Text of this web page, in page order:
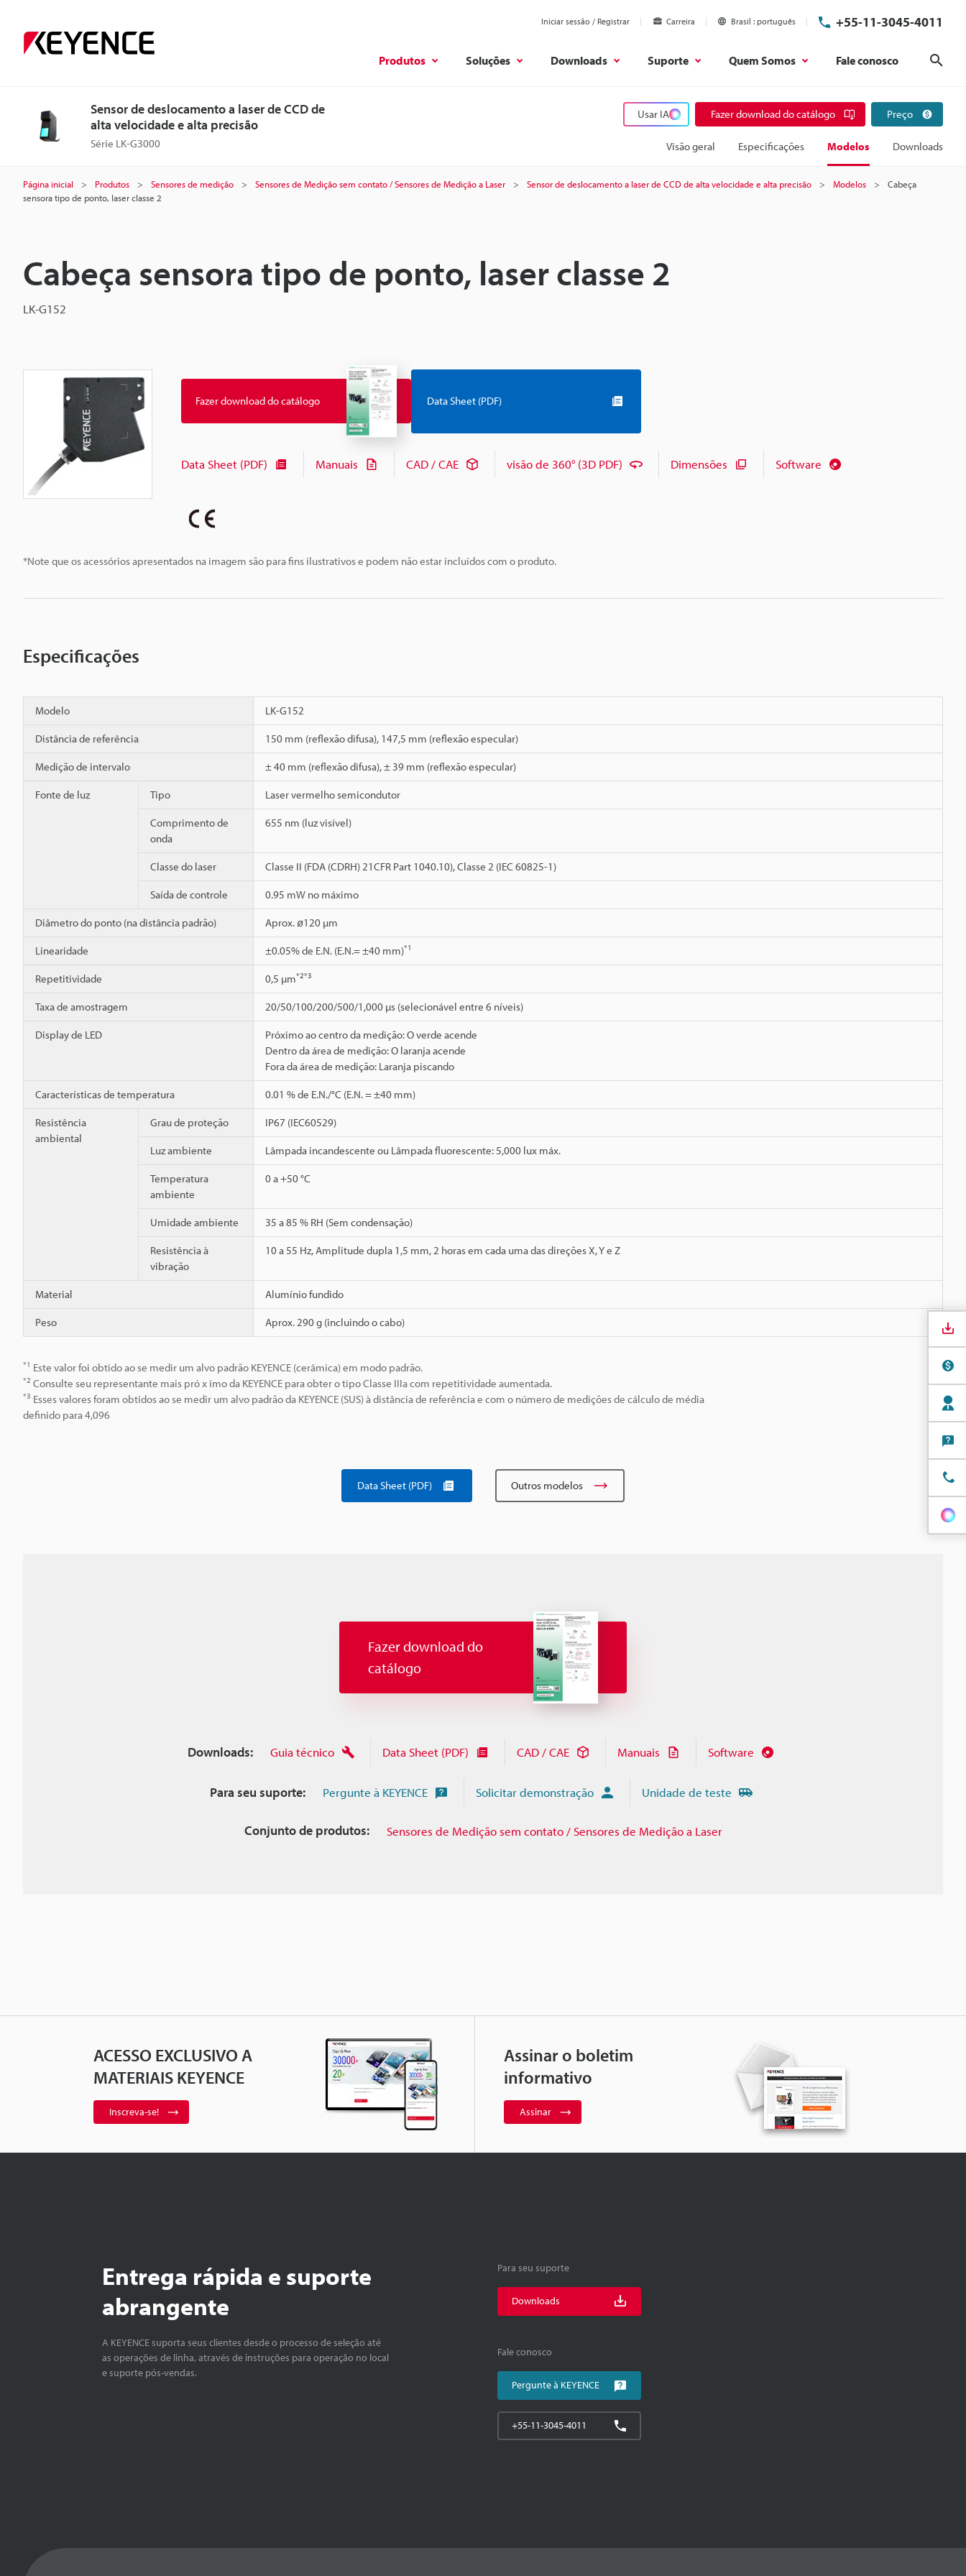
Iniciar sessão / Registrar Carreira Brasil português +55-11-3045-4011
Produtos Soluções Downloads Suporte Quem Somos Fale conosco
Sensor de deslocamento a laser de CCD de
alta velocidade e alta precisão
Série LK-G3000
Usar IA Fazer download do catálogo Preço
Visão geral Especificações Modelos Downloads
Página inicial Produtos Sensores de medição Sensores de Medição sem contato / Sensores de Medição a Laser Sensor de deslocamento a laser de CCD de alta velocidade e alta precisão Modelos
Cabeça
sensora tipo de ponto, laser classe 2
Cabeça sensora tipo de ponto, laser classe 2
LK-G152
*Note que os acessórios apresentados na imagem são para fins ilustrativos e podem não estar incluídos com o produto.
Fazer download do catálogo Data Sheet (PDF)
Data Sheet (PDF) Manuais CAD / CAE visão de 360° (3D PDF) Dimensões Software
Especificações
Modelo LK-G152
Distância de referência 150 mm (reflexão difusa), 147,5 mm (reflexão especular)
Medição de intervalo ± 40 mm (reflexão difusa), ± 39 mm (reflexão especular)
Fonte de luz Tipo Laser vermelho semicondutor
Comprimento de
onda
655 nm (luz visível)
Classe do laser Classe II (FDA (CDRH) 21CFR Part 1040.10), Classe 2 (IEC 60825-1)
Saída de controle 0.95 mW no máximo
Diâmetro do ponto (na distância padrão) Aprox. ø120 µm
Linearidade ±0.05% de E.N. (E.N.= ±40 mm)*1
Repetitividade 0,5 µm*2*3
Taxa de amostragem 20/50/100/200/500/1,000 µs (selecionável entre 6 níveis)
Display de LED
Próximo ao centro da medição: O verde acende
Dentro da área de medição: O laranja acende
Fora da área de medição: Laranja piscando
Características de temperatura 0.01 % de E.N./°C (E.N. = ±40 mm)
Resistência
ambiental
Grau de proteção IP67 (IEC60529)
Luz ambiente Lâmpada incandescente ou Lâmpada fluorescente: 5,000 lux máx.
Temperatura
ambiente
0 a +50 °C
Umidade ambiente 35 a 85 % RH (Sem condensação)
Resistência à
vibração
10 a 55 Hz, Amplitude dupla 1,5 mm, 2 horas em cada uma das direções X, Y e Z
Material Alumínio fundido
Peso Aprox. 290 g (incluindo o cabo)
*1 Este valor foi obtido ao se medir um alvo padrão KEYENCE (cerâmica) em modo padrão.
*2 Consulte seu representante mais pró x imo da KEYENCE para obter o tipo Classe IIIa com repetitividade aumentada.
*3 Esses valores foram obtidos ao se medir um alvo padrão da KEYENCE (SUS) à distância de referência e com o número de medições de cálculo de média
definido para 4,096
Data Sheet (PDF) Outros modelos
Fazer download do
catálogo
Downloads: Guia técnico Data Sheet (PDF) CAD / CAE Manuais Software
Para seu suporte: Pergunte à KEYENCE Solicitar demonstração Unidade de teste
Conjunto de produtos: Sensores de Medição sem contato / Sensores de Medição a Laser
ACESSO EXCLUSIVO A
MATERIAIS KEYENCE
Inscreva-se!
Assinar o boletim
informativo
Assinar
Entrega rápida e suporte
abrangente
A KEYENCE suporta seus clientes desde o processo de seleção até
as operações de linha, através de instruções para operação no local
e suporte pós-vendas.
Para seu suporte
Downloads
Fale conosco
Pergunte à KEYENCE
+55-11-3045-4011